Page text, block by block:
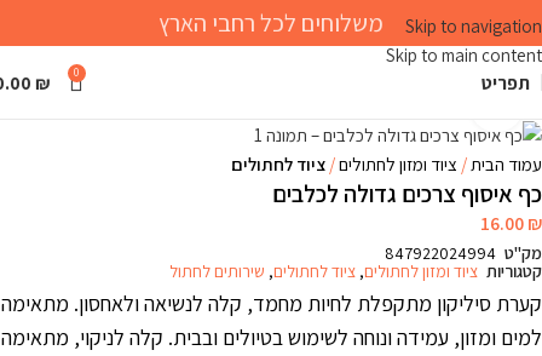
Skip to navigation
Skip to main content
משלוחים לכל רחבי הארץ
תפריט 0
₪
עמוד הבית ציוד ומזון לחתולים ציוד לחתולים
כף איסוף צרכים גדולה לכלבים
16.00₪
מק"ט 847922024994
קטגוריות ציוד ומזון לחתולים, ציוד לחתולים, שירותים לחתול
קערת סיליקון מתקפלת לחיות מחמד, קלה לנשיאה ולאחסון. מתאימה
למים ומזון, עמידה ונוחה לשימוש בטיולים ובבית. קלה לניקוי, מתאימה